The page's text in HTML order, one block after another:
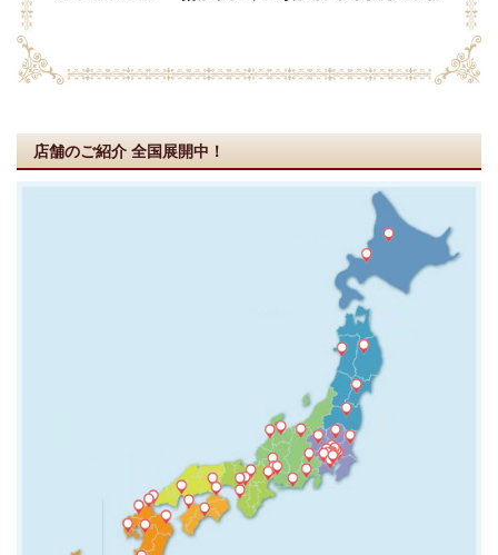
店舗のご紹介 全国展開中！